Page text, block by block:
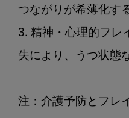
つながりが希薄化す
3. 精神・心理的フレ
失により、うつ状態